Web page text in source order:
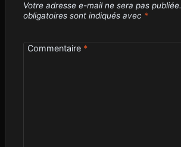
Votre adresse e-mail ne sera pas publiée.
obligatoires sont indiqués avec *
Commentaire *